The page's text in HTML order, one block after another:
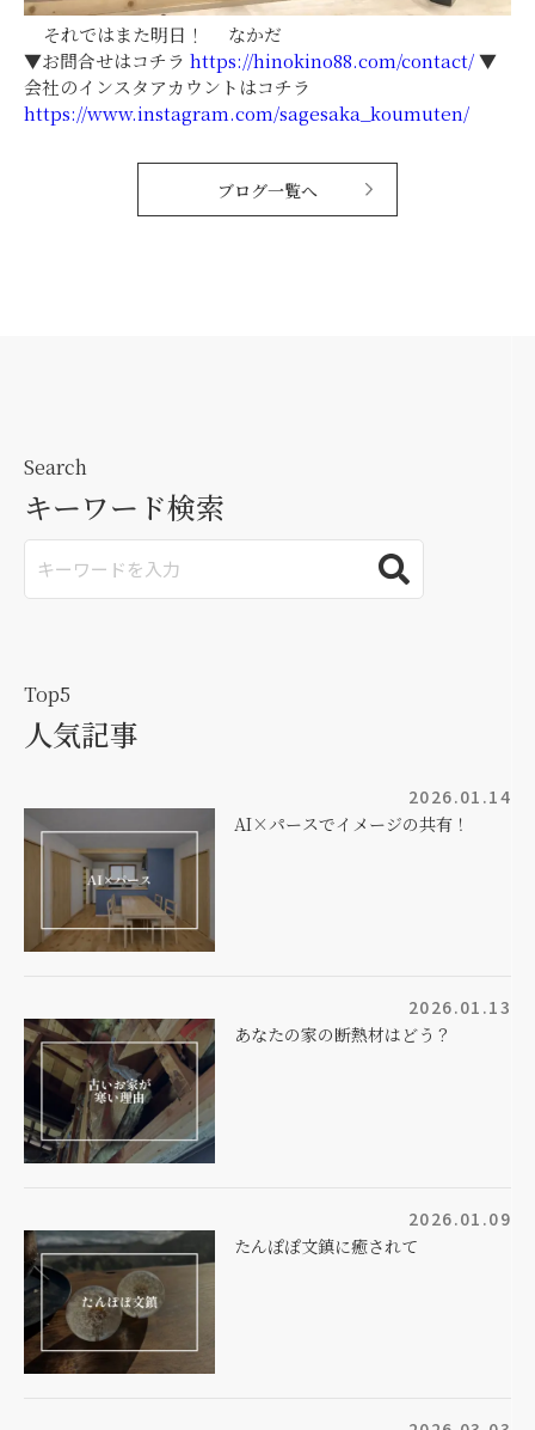
それではまた明日！ なかだ
▼お問合せはコチラ https://hinokino88.com/contact/▼
会社のインスタアカウントはコチラ
https://www.instagram.com/sagesaka_koumuten/
ブログ一覧へ
Search
キーワード検索
Top5
人気記事
2026.01.14
AI×パースでイメージの共有！
2026.01.13
あなたの家の断熱材はどう？
2026.01.09
たんぽぽ文鎮に癒されて